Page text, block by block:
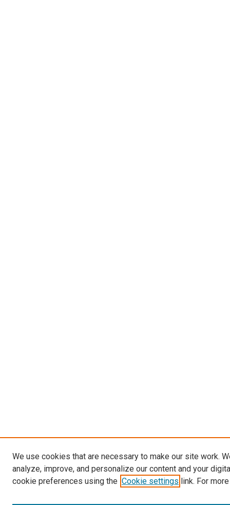
We use cookies that are necessary to make our site work.
analyze, improve, and personalize our content and your
cookie preferences using the Cookie settings link. For